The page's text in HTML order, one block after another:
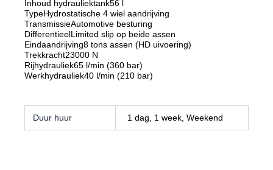
Inhoud hydrauliektank56 l
TypeHydrostatische 4 wiel aandrijving
TransmissieAutomotive besturing
DifferentieelLimited slip op beide assen
Eindaandrijving8 tons assen (HD uivoering)
Trekkracht23000 N
Rijhydrauliek65 l/min (360 bar)
Werkhydrauliek40 l/min (210 bar)
Duur huur 1 dag, 1 week, Weekend